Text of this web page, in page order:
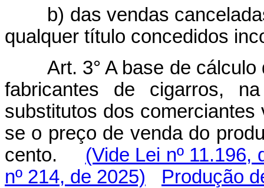
b) das vendas
qualquer título concedidos
Art. 3° A base de
fabricantes de cigarros,
substitutos dos
se o preço de venda do
cento. (Vide Lei nº 11.196,
nº 214, de 2025)
Produção